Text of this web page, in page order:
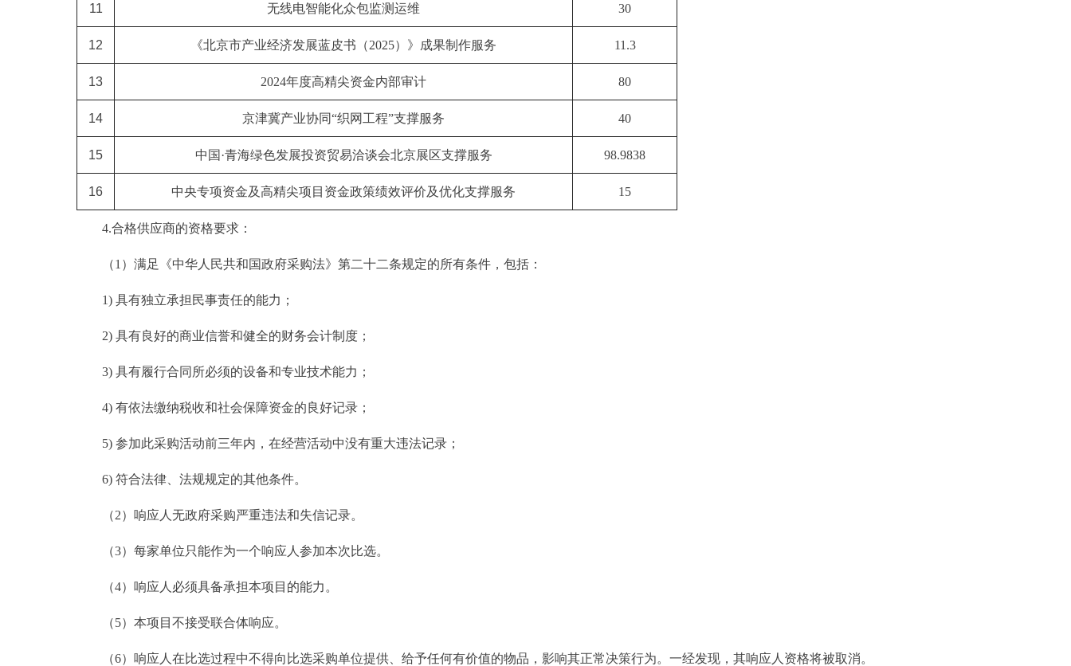
11 无线电智能化众包监测运维 30
12 《北京市产业经济发展蓝皮书（2025）》成果制作服务 11.3
13 2024年度高精尖资金内部审计 80
14 京津冀产业协同“织网工程”支撑服务 40
15 中国 ·青海绿色发展投资贸易洽谈会北京展区支撑服务 98.9838
16 中央专项资金及高精尖项目资金政策绩效评价及优化支撑服务 15
4.合格供应商的资格要求：
（1）满足《中华人民共和国政府采购法》第二十二条规定的所有条件，包括：
1) 具有独立承担民事责任的能力；
2) 具有良好的商业信誉和健全的财务会计制度；
3) 具有履行合同所必须的设备和专业技术能力；
4) 有依法缴纳税收和社会保障资金的良好记录；
5) 参加此采购活动前三年内，在经营活动中没有重大违法记录；
6) 符合法律、法规规定的其他条件。
（2）响应人无政府采购严重违法和失信记录。
（3）每家单位只能作为一个响应人参加本次比选。
（4）响应人必须具备承担本项目的能力。
（5）本项目不接受联合体响应。
（6）响应人在比选过程中不得向比选采购单位提供、给予任何有价值的物品，影响其正常决策行为。一经发现，其响应人资格将被取消。